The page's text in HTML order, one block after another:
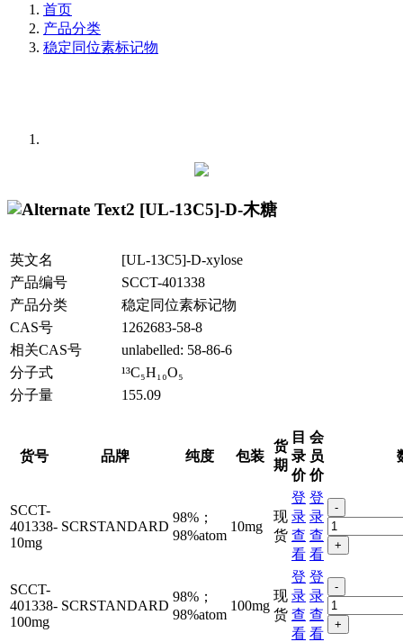
首页
产品分类
稳定同位素标记物
[UL-13C5]-D-木糖
英文名
[UL-13C5]-D-xylose
产品编号
SCCT-401338
产品分类
稳定同位素标记物
CAS号
1262683-58-8
相关CAS号
unlabelled: 58-86-6
分子式
¹³C₅H₁₀O₅
分子量
155.09
货号 品牌 纯度 包装
货
期
目
录
价
会
员
价
SCCT-
401338-
10mg
SCRSTANDARD
98%；
98%atom
10mg
现
货
登
录
查
看
登
录
查
看
-
+
SCCT-
401338-
100mg
SCRSTANDARD
98%；
98%atom
100mg
现
货
登
录
查
看
登
录
查
看
-
+